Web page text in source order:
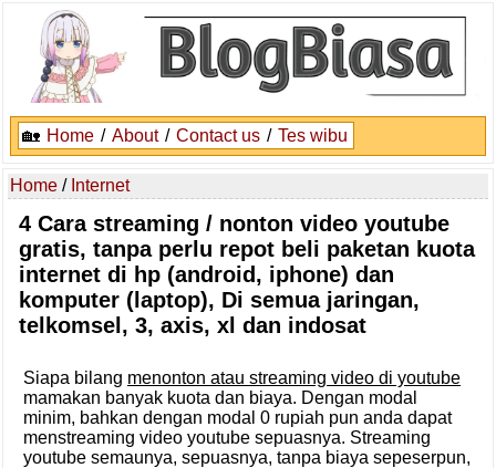
🏡 Home / About / Contact us / Tes wibu
Home / Internet
4 Cara streaming / nonton video youtube
gratis, tanpa perlu repot beli paketan kuota
internet di hp (android, iphone) dan
komputer (laptop), Di semua jaringan,
telkomsel, 3, axis, xl dan indosat
Siapa bilang menonton atau streaming video di youtube
mamakan banyak kuota dan biaya. Dengan modal
minim, bahkan dengan modal 0 rupiah pun anda dapat
menstreaming video youtube sepuasnya. Streaming
youtube semaunya, sepuasnya, tanpa biaya sepeserpun,